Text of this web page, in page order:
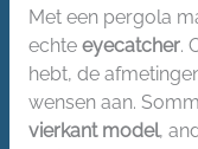
Met een pergola
echte eyecatcher.
hebt, de
wensen aan.
vierkant model,